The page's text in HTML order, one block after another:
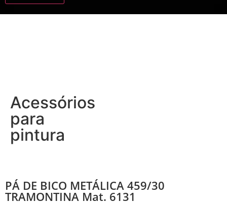
Acessórios
para
pintura
PÁ DE BICO METÁLICA 459/30
TRAMONTINA Mat. 6131